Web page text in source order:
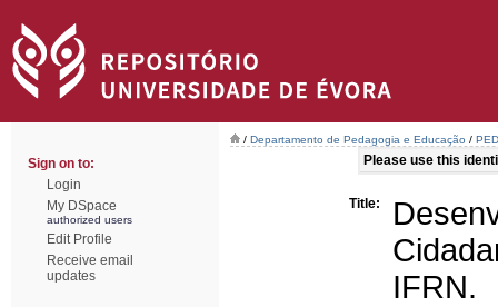
Sign on to:
Login
My DSpace
authorized users
Edit Profile
Receive email
updates
/ Departamento de Pedagogia e Educação /
Please use this
Title:
IFRN.